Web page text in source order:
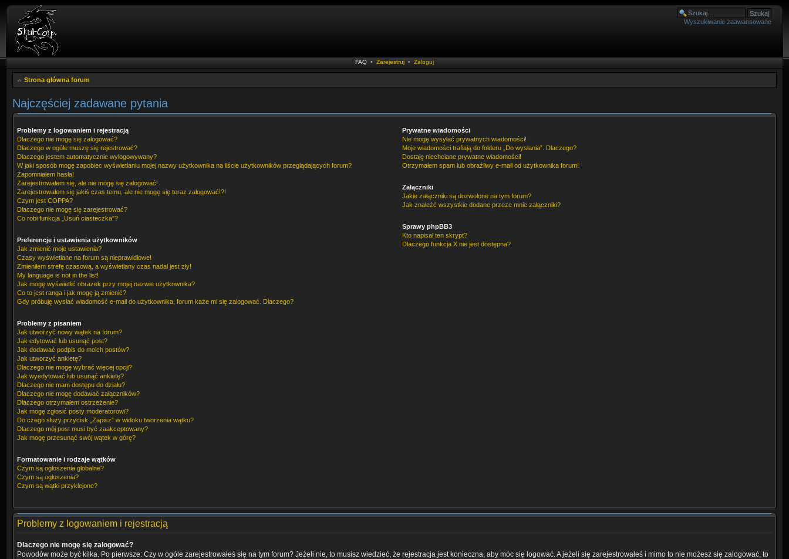
Wyszukiwanie zaawansowane
FAQ • Zarejestruj • Zaloguj
Strona główna forum
Najczęściej zadawane pytania
Problemy z logowaniem i rejestracją
Dlaczego nie mogę się zalogować?
Dlaczego w ogóle muszę się rejestrować?
Dlaczego jestem automatycznie wylogowywany?
W jaki sposób mogę zapobiec wyświetlaniu mojej nazwy użytkownika na liście użytkowników przeglądających forum?
Zapomniałem hasła!
Zarejestrowałem się, ale nie mogę się zalogować!
Zarejestrowałem się jakiś czas temu, ale nie mogę się teraz zalogować!?!
Czym jest COPPA?
Dlaczego nie mogę się zarejestrować?
Co robi funkcja „Usuń ciasteczka”?
Preferencje i ustawienia użytkowników
Jak zmienić moje ustawienia?
Czasy wyświetlane na forum są nieprawidłowe!
Zmieniłem strefę czasową, a wyświetlany czas nadal jest zły!
My language is not in the list!
Jak mogę wyświetlić obrazek przy mojej nazwie użytkownika?
Co to jest ranga i jak mogę ją zmienić?
Gdy próbuję wysłać wiadomość e-mail do użytkownika, forum każe mi się zalogować. Dlaczego?
Problemy z pisaniem
Jak utworzyć nowy wątek na forum?
Jak edytować lub usunąć post?
Jak dodawać podpis do moich postów?
Jak utworzyć ankietę?
Dlaczego nie mogę wybrać więcej opcji?
Jak wyedytować lub usunąć ankietę?
Dlaczego nie mam dostępu do działu?
Dlaczego nie mogę dodawać załączników?
Dlaczego otrzymałem ostrzeżenie?
Jak mogę zgłosić posty moderatorowi?
Do czego służy przycisk „Zapisz” w widoku tworzenia wątku?
Dlaczego mój post musi być zaakceptowany?
Jak mogę przesunąć swój wątek w górę?
Formatowanie i rodzaje wątków
Czym są ogłoszenia globalne?
Czym są ogłoszenia?
Czym są wątki przyklejone?
Prywatne wiadomości
Nie mogę wysyłać prywatnych wiadomości!
Moje wiadomości trafiają do folderu „Do wysłania”. Dlaczego?
Dostaję niechciane prywatne wiadomości!
Otrzymałem spam lub obraźliwy e-mail od użytkownika forum!
Załączniki
Jakie załączniki są dozwolone na tym forum?
Jak znaleźć wszystkie dodane przeze mnie załączniki?
Sprawy phpBB3
Kto napisał ten skrypt?
Dlaczego funkcja X nie jest dostępna?
Problemy z logowaniem i rejestracją
Dlaczego nie mogę się zalogować?
Powodów może być kilka. Po pierwsze: Czy w ogóle zarejestrowałeś się na tym forum? Jeżeli nie, to musisz wiedzieć, że rejestracja jest konieczna, aby móc się logować. A jeżeli się zarejestrowałeś i mimo to nie możesz się zalogować, to